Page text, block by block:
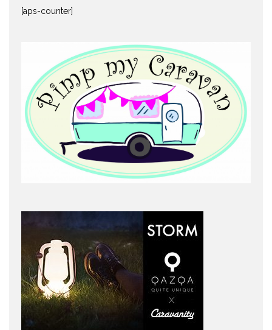
[aps-counter]